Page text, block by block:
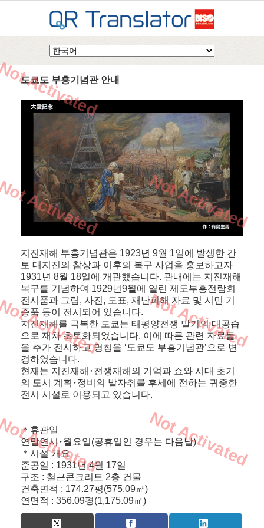
도쿄도 부흥기념관 안내
지진재해 부흥기념관은 1923년 9월 1일에 발생한 간
토 대지진의 참상과 이후의 복구 사업을 홍보하고자
1931년 8월 18일에 개관했습니다. 관내에는 지진재해
복구를 기념하여 1929년9월에 열린 제도부흥전람회
전시품과 그림, 사진, 도표, 재난피해 자료 및 시민 기
증품 등이 전시되어 있습니다.
지진재해를 극복한 도쿄는 태평양전쟁 말기의 대공습
으로 재차 초토화되었습니다. 이에 따른 관련 자료들
을 추가 전시하고 명칭을 ‘도쿄도 부흥기념관’으로 변
경하였습니다.
현재는 지진재해 ･전쟁재해의 기억과 쇼와 시대 초기
의 도시 계획 ･정비의 발자취를 후세에 전하는 귀중한
전시 시설로 이용되고 있습니다.
＊휴관일
연말연시･월요일(공휴일인 경우는 다음날)
＊시설 개요
준공일 : 1931년 4월 17일
구조 : 철근콘크리트 2층 건물
건축면적 : 174.27평(575.09㎡)
연면적 : 356.09평(1,175.09㎡)
Activated
Activated Not Activated
Activated Not Activated
Activated Not Activated